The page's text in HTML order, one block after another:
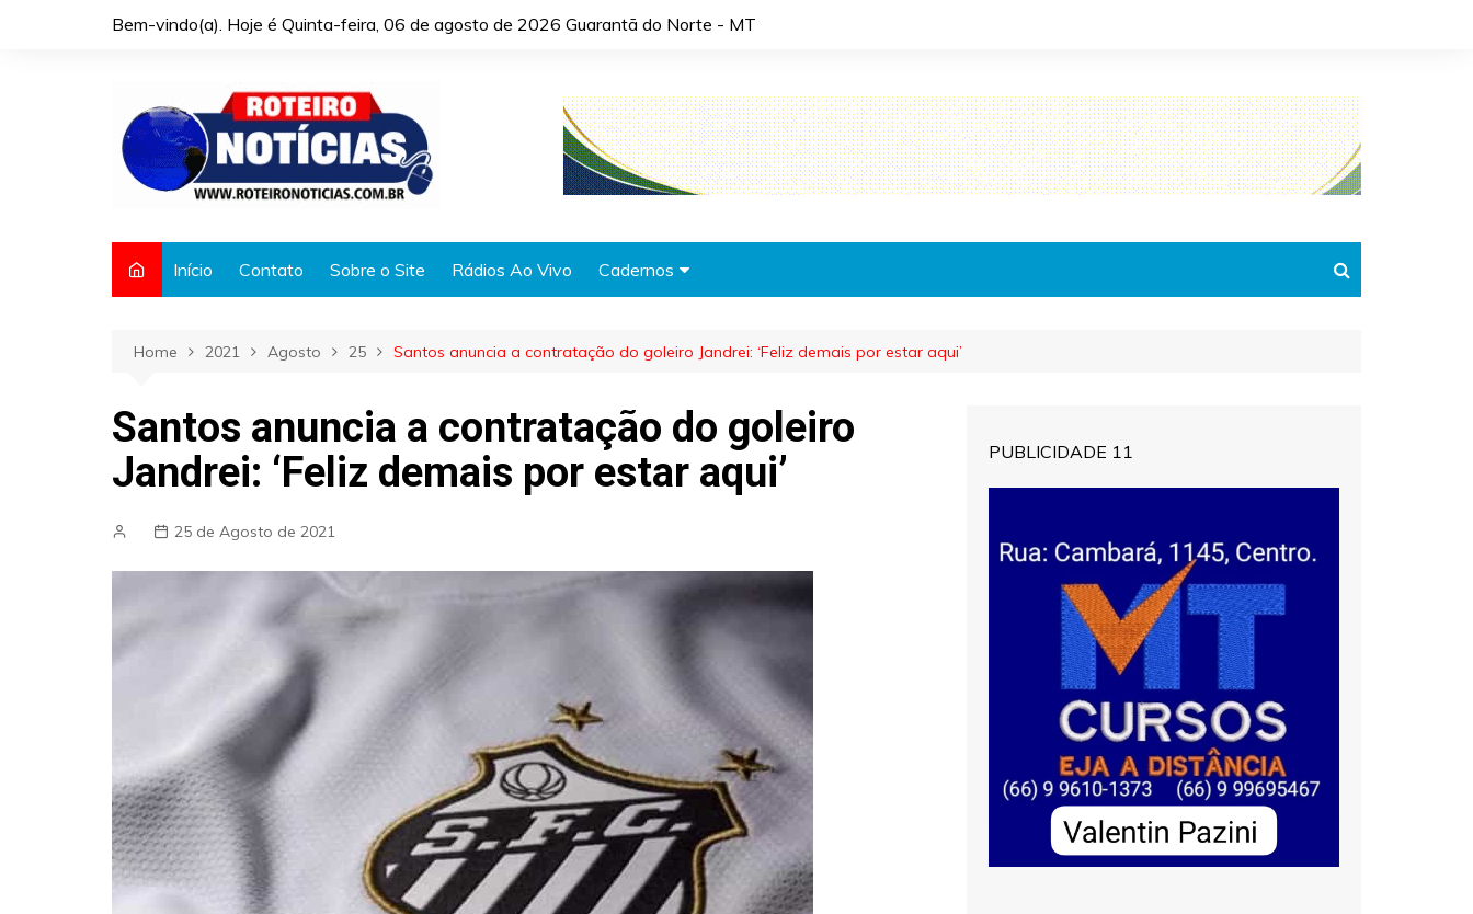
Bem-vindo(a). Hoje é Quinta-feira, 06 de agosto de 2026 Guarantã do Norte - MT
Início Contato Sobre o Site Rádios Ao Vivo Cadernos
Automóveis
Cidades
Cultura
Fama e TV
Home 2021 Agosto 25 Santos anuncia a contratação do goleiro Jandrei: ‘Feliz demais por estar aqui’
Santos anuncia a contratação do goleiro
Jandrei: ‘Feliz demais por estar aqui’
25 de Agosto de 2021
PUBLICIDADE 11